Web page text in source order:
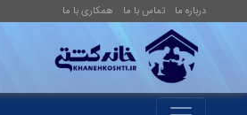
درباره ما تماس با ما همکاری با ما